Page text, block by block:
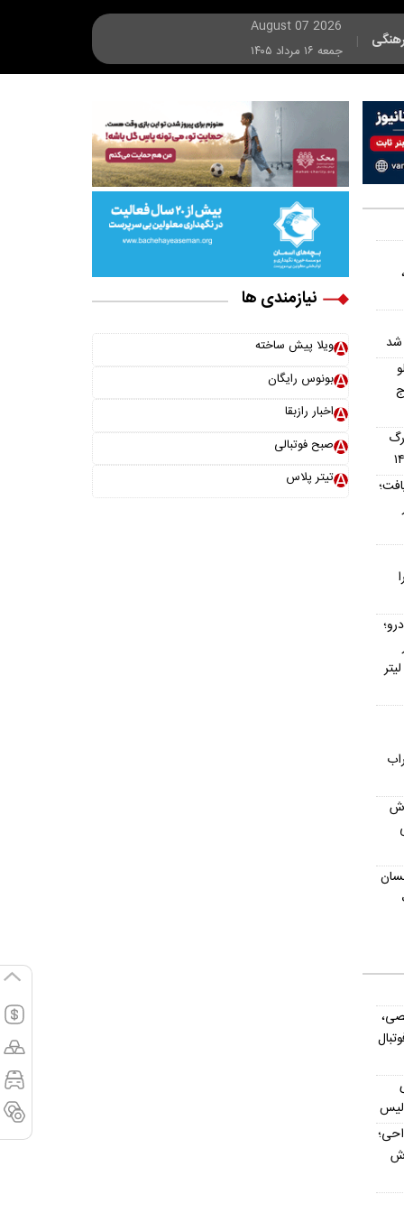
|
August 07 2026
جمعه ۱۶ مرداد ۱۴۰۵
شد
۱۴۰۵ / مصرف بنزین خودروها به ۵ لیتر
نیازمندی ها
ویلا پیش ساخته
بونوس رایگان
اخبار رازبقا
صبح فوتبالی
تیتر پلاس